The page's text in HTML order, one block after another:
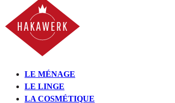
LE MÉNAGE
LE LINGE
LA COSMÉTIQUE